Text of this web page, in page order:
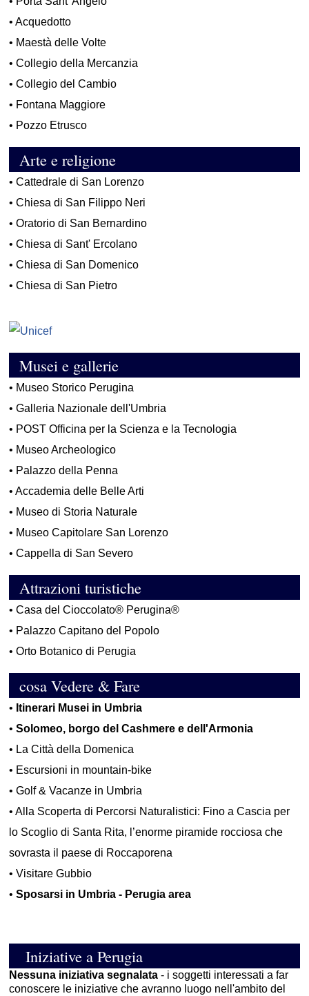
•Acquedotto
• Maestà delle Volte
•Collegio della Mercanzia
•Collegio del Cambio
• Fontana Maggiore
• Pozzo Etrusco
Arte e religione
•Cattedrale di San Lorenzo
•Chiesa di San Filippo Neri
•Oratorio di San Bernardino
•Chiesa di Sant' Ercolano
•Chiesa di San Domenico
•Chiesa di San Pietro
Musei e gallerie
• Museo Storico Perugina
•Galleria Nazionale dell'Umbria
• POST Officina per la Scienza e la Tecnologia
• Museo Archeologico
• Palazzo della Penna
•Accademia delle Belle Arti
• Museo di Storia Naturale
• Museo Capitolare San Lorenzo
•Cappella di San Severo
Attrazioni turistiche
•Casa del Cioccolato® Perugina®
• Palazzo Capitano del Popolo
•Orto Botanico di Perugia
cosa Vedere & Fare
• Itinerari Musei in Umbria
•Solomeo, borgo del Cashmere e dell'Armonia
• La Città della Domenica
• Escursioni in mountain-bike
•Golf & Vacanze in Umbria
•Alla Scoperta di Percorsi Naturalistici: Fino a Cascia per
lo Scoglio di Santa Rita, l’enorme piramide rocciosa che
sovrasta il paese di Roccaporena
•Visitare Gubbio
•Sposarsi in Umbria - Perugia area
Iniziative a Perugia
Nessuna iniziativa segnalata - i soggetti interessati a far
conoscere le iniziative che avranno luogo nell'ambito del